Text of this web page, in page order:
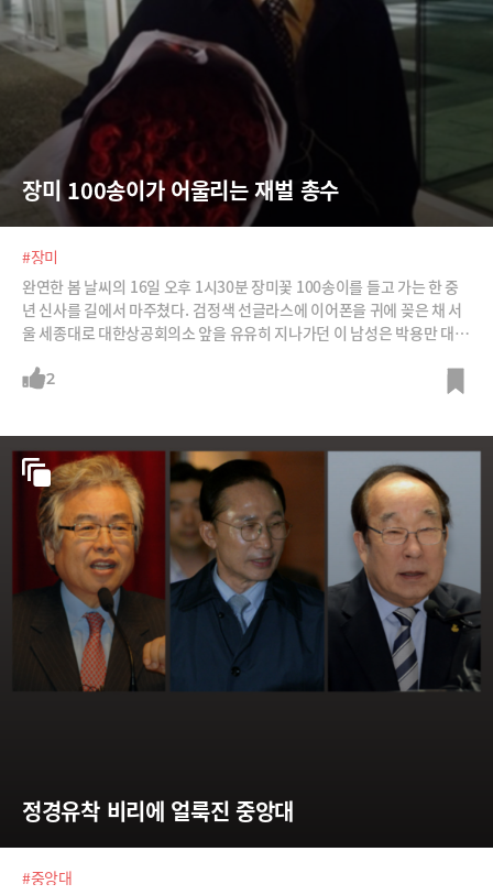
장미 100송이가 어울리는 재벌 총수
#장미
완연한 봄 날씨의 16일 오후 1시30분 장미꽃 100송이를 들고 가는 한 중
년 신사를 길에서 마주쳤다. 검정색 선글라스에 이어폰을 귀에 꽂은 채 서
울 세종대로 대한상공회의소 앞을 유유히 지나가던 이 남성은 박용만 대한
미꽃 100송이를 옆구리에 끼고 혼자 상공회의소 건물로 들어가는 길이었
느냐’는 기자의 질문에 박 회장은 "지나던 길에 노점에서 할머니가 꽃을 팔
고 있어 사게 됐다"고 답하며 웃었다. 나중에 상공회의소 근처 노점에서 박
회장에게 장미꽃을 팔았던 상인에게 물어보니 "인상 좋은 한 중년 남자가
통 크게 장미꽃 100송이를 사갔다"며 "포장도 필요 없다면서 신문지로 싸
달라고 했다"고 말했다. 박 회장은
2
정경유착 비리에 얼룩진 중앙대
#중앙대